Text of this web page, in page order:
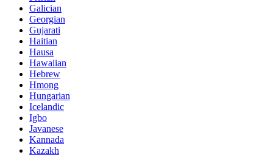
Galician
Georgian
Gujarati
Haitian
Hausa
Hawaiian
Hebrew
Hmong
Hungarian
Icelandic
Igbo
Javanese
Kannada
Kazakh